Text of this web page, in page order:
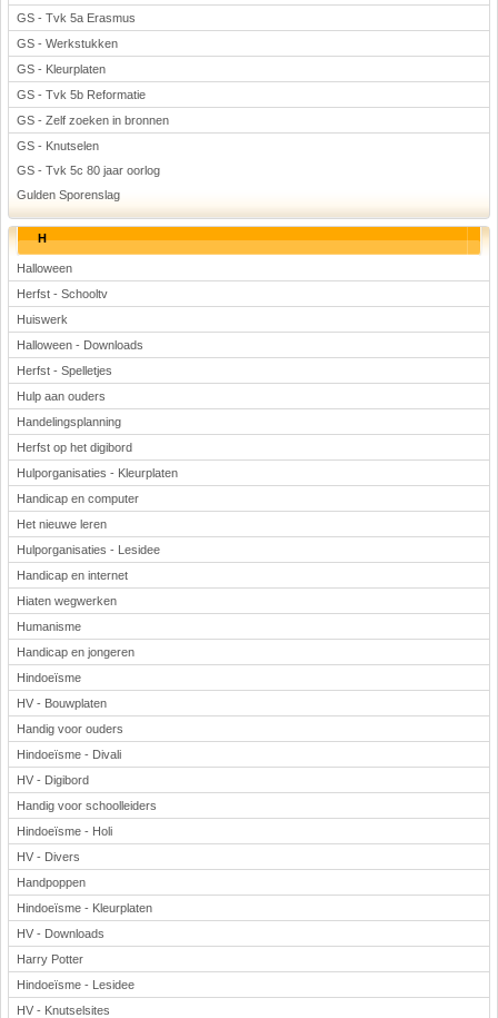
GS - Tvk 5a Erasmus
GS - Werkstukken
GS - Kleurplaten
GS - Tvk 5b Reformatie
GS - Zelf zoeken in bronnen
GS - Knutselen
GS - Tvk 5c 80 jaar oorlog
Gulden Sporenslag
H
Halloween
Herfst - Schooltv
Huiswerk
Halloween - Downloads
Herfst - Spelletjes
Hulp aan ouders
Handelingsplanning
Herfst op het digibord
Hulporganisaties - Kleurplaten
Handicap en computer
Het nieuwe leren
Hulporganisaties - Lesidee
Handicap en internet
Hiaten wegwerken
Humanisme
Handicap en jongeren
Hindoeïsme
HV - Bouwplaten
Handig voor ouders
Hindoeïsme - Divali
HV - Digibord
Handig voor schoolleiders
Hindoeïsme - Holi
HV - Divers
Handpoppen
Hindoeïsme - Kleurplaten
HV - Downloads
Harry Potter
Hindoeïsme - Lesidee
HV - Knutselsites